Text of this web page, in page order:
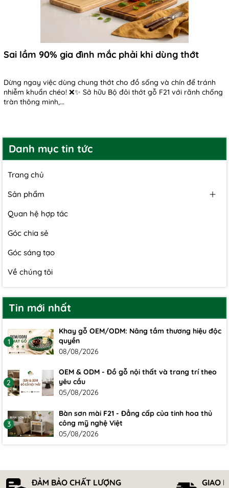
Sai lầm 90% gia đình mắc phải khi dùng thớt
Dừng ngay việc dùng chung thớt cho đồ sống và chín để tránh
nhiễm khuẩn chéo! ❌✨ Sở hữu Bộ đôi thớt gỗ F21 với rãnh chống
tràn thông minh,...
Danh mục tin tức
Trang chủ
Sản phẩm
Quan hệ hợp tác
Góc chia sẻ
Góc sáng tạo
Về chúng tôi
Tin mới nhất
1
Khay gỗ OEM/ODM: Nâng tầm thương hiệu độc
quyền
08/08/2026
2
OEM & ODM - Đồ gỗ nội thất và trang trí theo
yêu cầu
05/08/2026
3
Bàn sơn mài F21 - Đẳng cấp của tinh hoa thủ
công mỹ nghệ Việt
05/08/2026
ĐẢM BẢO CHẤT LƯỢNG
GIAO